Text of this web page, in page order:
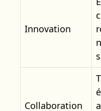
Innovation
Collaboration